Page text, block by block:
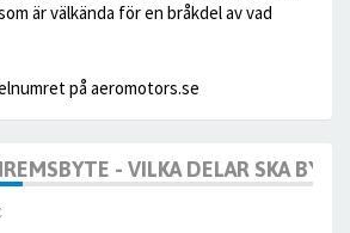
är välkända för en bråkdel av vad
på aeromotors.se
- VILKA DELAR SKA